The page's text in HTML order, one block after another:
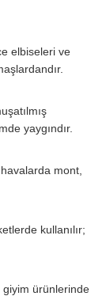
elbiseleri ve
yaygındır.
mont,
kullanılır;
giyim ürünlerinde